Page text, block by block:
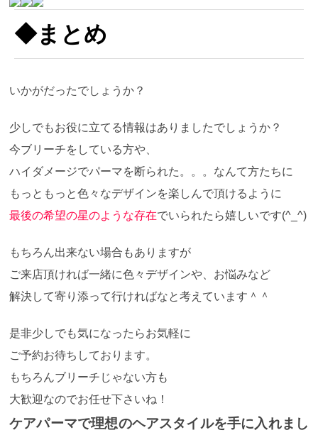
◆まとめ
いかがだったでしょうか？
少しでもお役に立てる情報はありましたでしょうか？
今ブリーチをしている方や、
ハイダメージでパーマを断られた。。。なんて方たちに
もっともっと色々なデザインを楽しんで頂けるように
最後の希望の星のような存在でいられたら嬉しいです(^_^)
もちろん出来ない場合もありますが
ご来店頂ければ一緒に色々デザインや、お悩みなど
解決して寄り添って行ければなと考えています＾＾
是非少しでも気になったらお気軽に
ご予約お待ちしております。
もちろんブリーチじゃない方も
大歓迎なのでお任せ下さいね！
ケアパーマで理想のヘアスタイルを手に入れまし